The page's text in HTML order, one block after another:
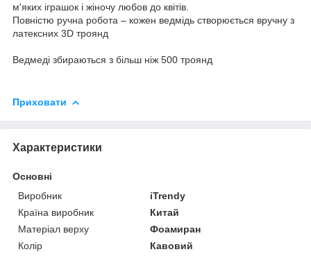
м'яких іграшок і жіночу любов до квітів.
Повністю ручна робота – кожен ведмідь створюється вручну з
латексних 3D троянд
Ведмеді збираються з більш ніж 500 троянд
Приховати
Характеристики
Основні
Виробник
iTrendy
Країна виробник
Китай
Матеріал верху
Фоамиран
Колір
Кавовий